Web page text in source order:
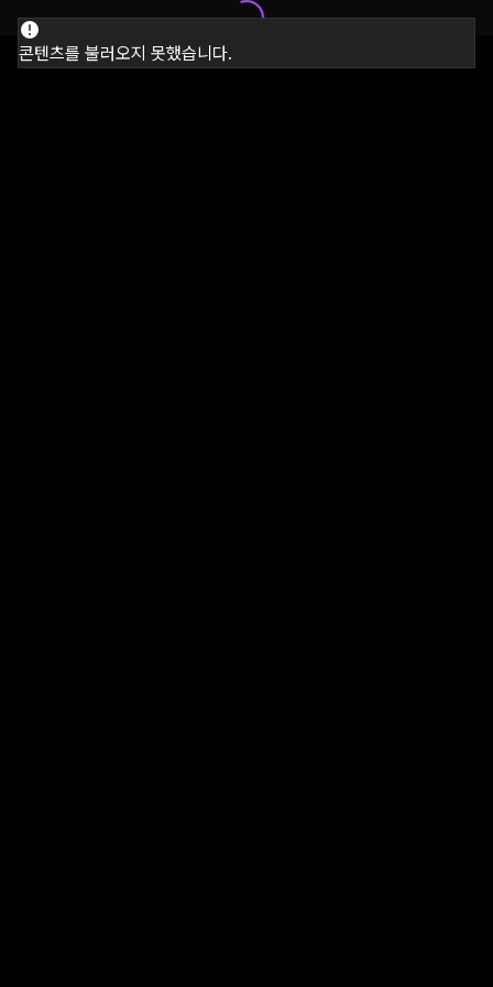
콘텐츠를 불러오지 못했습니다.